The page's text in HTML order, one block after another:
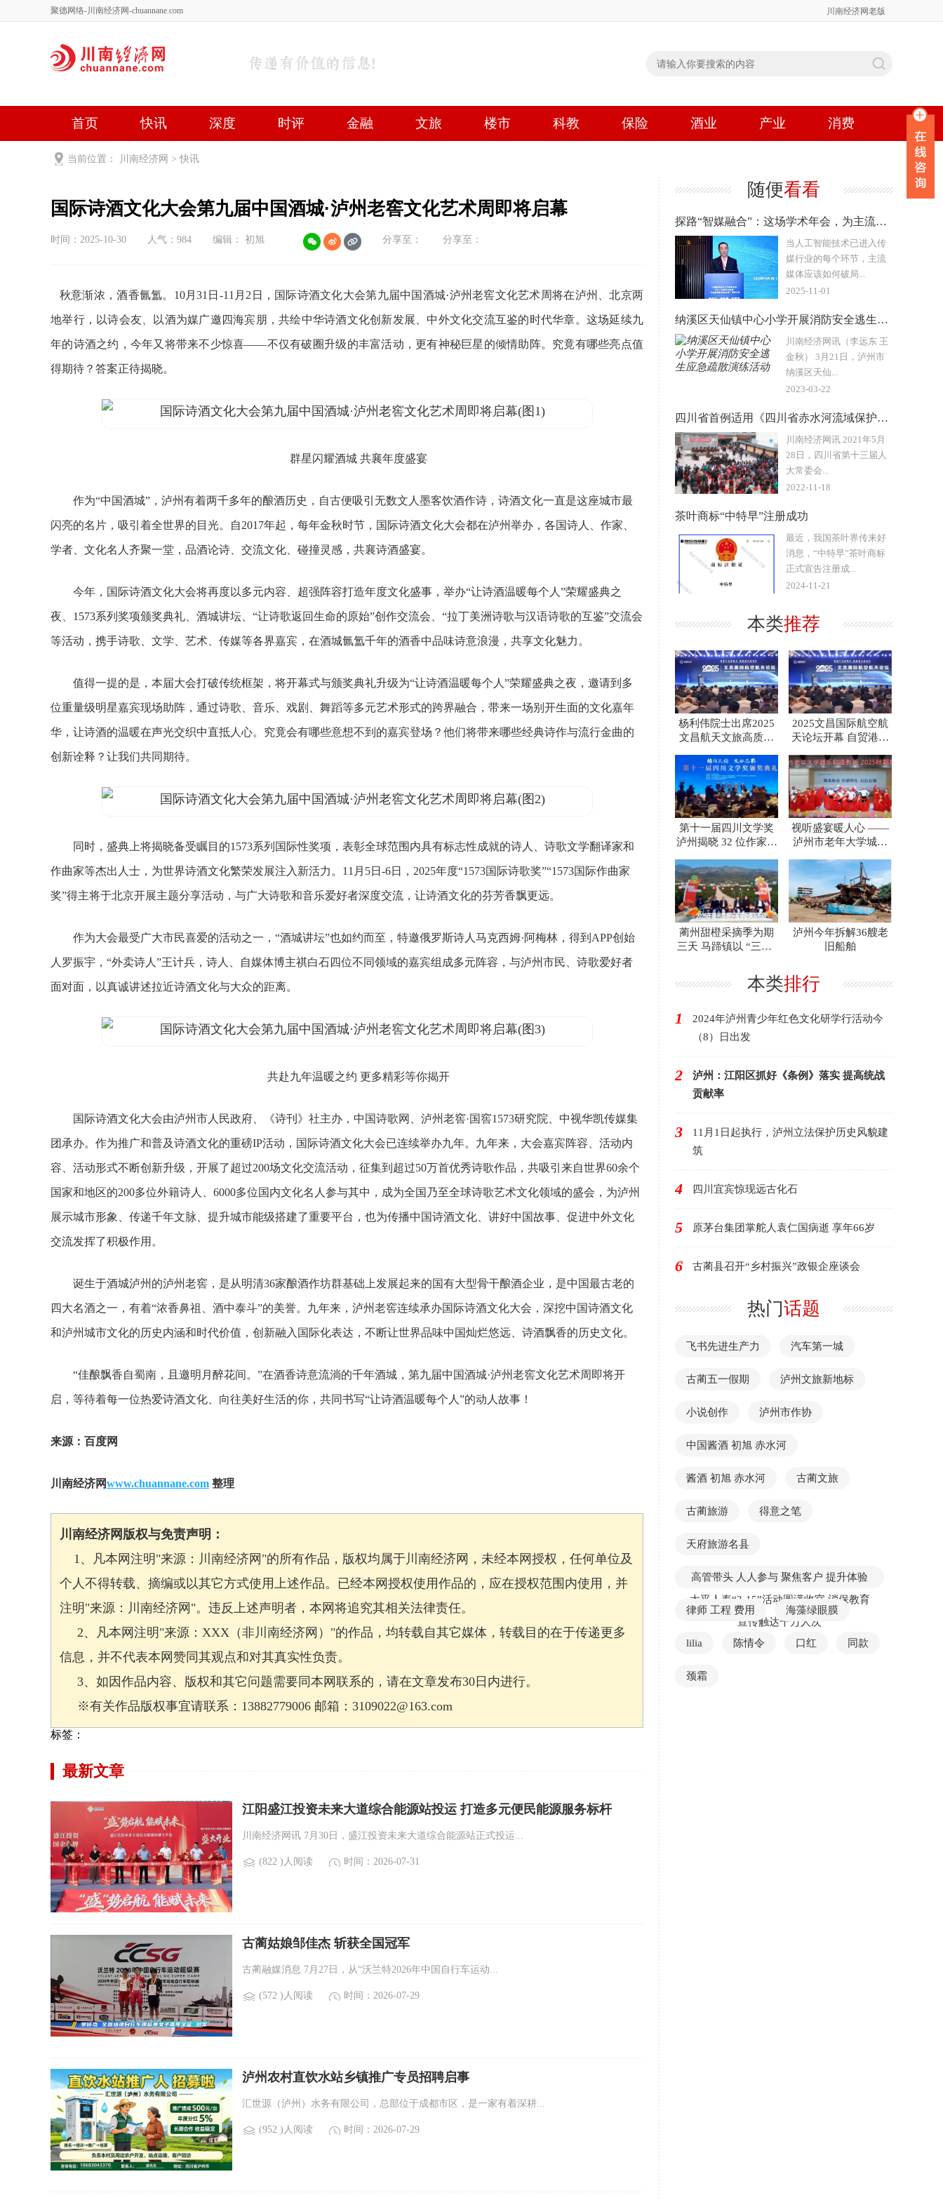
聚德网络-川南经济网-chuannane.com 川南经济网老版
首页 快讯 深度 时评 金融 文旅 楼市 科教 保险 酒业 产业 消费
健康 文艺
当前位置： 川南经济网 >快讯
国际诗酒文化大会第九届中国酒城·泸州老窖文化艺术周即将启幕
时间：2025-10-30 人气： 984 编辑： 初旭 分享至： 分享至：
秋意渐浓，酒香氤氲。10月31日-11月2日，国际诗酒文化大会第九届中国酒城·泸州老窖文化艺术周将在泸州、北京两
地举行，以诗会友、以酒为媒广邀四海宾朋，共绘中华诗酒文化创新发展、中外文化交流互鉴的时代华章。这场延续九
年的诗酒之约，今年又将带来不少惊喜——不仅有破圈升级的丰富活动，更有神秘巨星的倾情助阵。究竟有哪些亮点值
得期待？答案正待揭晓。
群星闪耀酒城 共襄年度盛宴
作为“中国酒城”，泸州有着两千多年的酿酒历史，自古便吸引无数文人墨客饮酒作诗，诗酒文化一直是这座城市最
闪亮的名片，吸引着全世界的目光。自2017年起，每年金秋时节，国际诗酒文化大会都在泸州举办，各国诗人、作家、
学者、文化名人齐聚一堂，品酒论诗、交流文化、碰撞灵感，共襄诗酒盛宴。
今年，国际诗酒文化大会将再度以多元内容、超强阵容打造年度文化盛事，举办“让诗酒温暖每个人”荣耀盛典之
夜、1573系列奖项颁奖典礼、酒城讲坛、“让诗歌返回生命的原始”创作交流会、“拉丁美洲诗歌与汉语诗歌的互鉴”交流会
等活动，携手诗歌、文学、艺术、传媒等各界嘉宾，在酒城氤氲千年的酒香中品味诗意浪漫，共享文化魅力。
值得一提的是，本届大会打破传统框架，将开幕式与颁奖典礼升级为“让诗酒温暖每个人”荣耀盛典之夜，邀请到多
位重量级明星嘉宾现场助阵，通过诗歌、音乐、戏剧、舞蹈等多元艺术形式的跨界融合，带来一场别开生面的文化嘉年
华，让诗酒的温暖在声光交织中直抵人心。究竟会有哪些意想不到的嘉宾登场？他们将带来哪些经典诗作与流行金曲的
创新诠释？让我们共同期待。
同时，盛典上将揭晓备受瞩目的1573系列国际性奖项，表彰全球范围内具有标志性成就的诗人、诗歌文学翻译家和
作曲家等杰出人士，为世界诗酒文化繁荣发展注入新活力。11月5日-6日，2025年度“1573国际诗歌奖”“1573国际作曲家
奖”得主将于北京开展主题分享活动，与广大诗歌和音乐爱好者深度交流，让诗酒文化的芬芳香飘更远。
作为大会最受广大市民喜爱的活动之一，“酒城讲坛”也如约而至，特邀俄罗斯诗人马克西姆·阿梅林，得到APP创始
人罗振宇，“外卖诗人”王计兵，诗人、自媒体博主祺白石四位不同领域的嘉宾组成多元阵容，与泸州市民、诗歌爱好者
面对面，以真诚讲述拉近诗酒文化与大众的距离。
共赴九年温暖之约 更多精彩等你揭开
国际诗酒文化大会由泸州市人民政府、《诗刊》社主办，中国诗歌网、泸州老窖·国窖1573研究院、中视华凯传媒集
团承办。作为推广和普及诗酒文化的重磅IP活动，国际诗酒文化大会已连续举办九年。九年来，大会嘉宾阵容、活动内
容、活动形式不断创新升级，开展了超过200场文化交流活动，征集到超过50万首优秀诗歌作品，共吸引来自世界60余个
国家和地区的200多位外籍诗人、6000多位国内文化名人参与其中，成为全国乃至全球诗歌艺术文化领域的盛会，为泸州
展示城市形象、传递千年文脉、提升城市能级搭建了重要平台，也为传播中国诗酒文化、讲好中国故事、促进中外文化
交流发挥了积极作用。
诞生于酒城泸州的泸州老窖，是从明清36家酿酒作坊群基础上发展起来的国有大型骨干酿酒企业，是中国最古老的
四大名酒之一，有着“浓香鼻祖、酒中泰斗”的美誉。九年来，泸州老窖连续承办国际诗酒文化大会，深挖中国诗酒文化
和泸州城市文化的历史内涵和时代价值，创新融入国际化表达，不断让世界品味中国灿烂悠远、诗酒飘香的历史文化。
“佳酿飘香自蜀南，且邀明月醉花间。”在酒香诗意流淌的千年酒城，第九届中国酒城·泸州老窖文化艺术周即将开
启，等待着每一位热爱诗酒文化、向往美好生活的你，共同书写“让诗酒温暖每个人”的动人故事！
来源：百度网
川南经济网www.chuannane.com 整理
川南经济网版权与免责声明：
1、凡本网注明"来源：川南经济网"的所有作品，版权均属于川南经济网，未经本网授权，任何单位及
个人不得转载、摘编或以其它方式使用上述作品。已经本网授权使用作品的，应在授权范围内使用，并
注明"来源：川南经济网"。违反上述声明者，本网将追究其相关法律责任。
2、凡本网注明"来源：XXX（非川南经济网）"的作品，均转载自其它媒体，转载目的在于传递更多
信息，并不代表本网赞同其观点和对其真实性负责。
3、如因作品内容、版权和其它问题需要同本网联系的，请在文章发布30日内进行。
※有关作品版权事宜请联系：13882779006 邮箱：3109022@163.com
标签：
最新文章
江阳盛江投资未来大道综合能源站投运 打造多元便民能源服务标杆
川南经济网讯 7月30日，盛江投资未来大道综合能源站正式投运...
(822 )人阅读 时间：2026-07-31
古蔺姑娘邹佳杰 斩获全国冠军
古蔺融媒消息 7月27日，从“沃兰特2026年中国自行车运动...
(572 )人阅读 时间：2026-07-29
泸州农村直饮水站乡镇推广专员招聘启事
汇世源（泸州）水务有限公司，总部位于成都市区，是一家有着深耕...
(952 )人阅读 时间：2026-07-29
随便看看
探路“智媒融合”：这场学术年会，为主流媒体系统性变革开拓“A
当人工智能技术已进入传
媒行业的每个环节，主流
媒体应该如何破局...
2025-11-01
纳溪区天仙镇中心小学开展消防安全逃生应急疏散演练活动
川南经济网讯（李远东 王
金秋） 3月21日，泸州市
纳溪区天仙...
2023-03-22
四川省首例适用《四川省赤水河流域保护条例》案件宣判
川南经济网讯 2021年5月
28日，四川省第十三届人
大常委会...
2022-11-18
茶叶商标“中特早”注册成功
最近，我国茶叶界传来好
消息，“中特早”茶叶商标
正式宣告注册成...
2024-11-21
本类推荐
杨利伟院士出席2025
文昌航天文旅高质量
2025文昌国际航空航
天论坛开幕 自贸港封
第十一届四川文学奖
泸州揭晓 32 位作家斩
视听盛宴暖人心 ——
泸州市老年大学城西
蔺州甜橙采摘季为期
三天 马蹄镇以 “三色”
泸州今年拆解36艘老
旧船舶
本类排行
1
2024年泸州青少年红色文化研学行活动今
（8）日出发
2
泸州：江阳区抓好《条例》落实 提高统战
贡献率
3
11月1日起执行，泸州立法保护历史风貌建
筑
4 四川宜宾惊现远古化石
5 原茅台集团掌舵人袁仁国病逝 享年66岁
6 古蔺县召开“乡村振兴”政银企座谈会
热门话题
飞书先进生产力 汽车第一城
古蔺五一假期 泸州文旅新地标
小说创作 泸州市作协
中国酱酒 初旭 赤水河
酱酒 初旭 赤水河 古蔺文旅
古蔺旅游 得意之笔
天府旅游名县
高管带头 人人参与 聚焦客户 提升体验
太平人寿“3·15”活动圆满收官 消保教育
宣传触达千万人次
律师 工程 费用 海藻绿眼膜
lilia 陈情令 口红 同款
颈霜